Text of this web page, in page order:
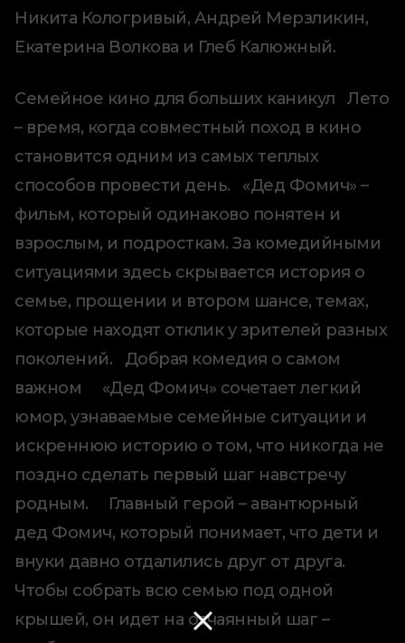
Никита Кологривый, Андрей Мерзликин,
Екатерина Волкова и Глеб Калюжный.
Семейное кино для больших каникул Лето
– время, когда совместный поход в кино
становится одним из самых теплых
способов провести день. «Дед Фомич» –
фильм, который одинаково понятен и
взрослым, и подросткам. За комедийными
ситуациями здесь скрывается история о
семье, прощении и втором шансе, темах,
которые находят отклик у зрителей разных
поколений. Добрая комедия о самом
важном «Дед Фомич» сочетает легкий
юмор, узнаваемые семейные ситуации и
искреннюю историю о том, что никогда не
поздно сделать первый шаг навстречу
родным. Главный герой – авантюрный
дед Фомич, который понимает, что дети и
внуки давно отдалились друг от друга.
Чтобы собрать всю семью под одной
крышей, он идет на отчаянный шаг –